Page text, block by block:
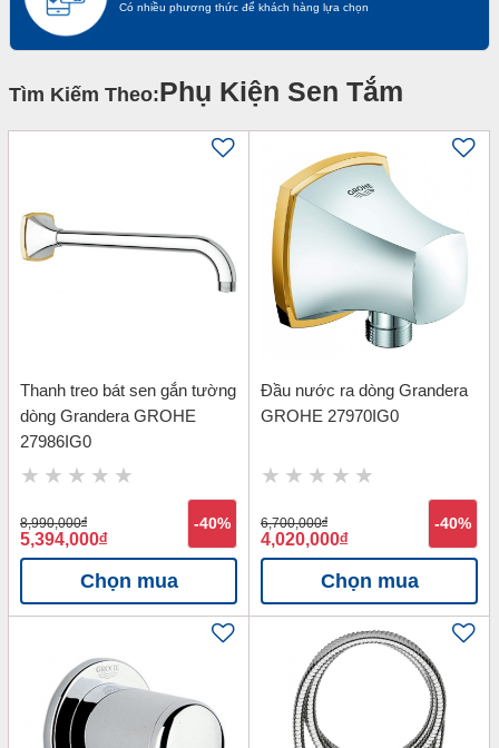
Có nhiều phương thức để khách hàng lựa chọn
Tìm Kiếm Theo:Phụ Kiện Sen Tắm
Thanh treo bát sen gắn tường
dòng Grandera GROHE
27986IG0
8,990,000đ
5,394,000đ
-40%
Chọn mua
Đầu nước ra dòng Grandera
GROHE 27970IG0
6,700,000đ
4,020,000đ
-40%
Chọn mua